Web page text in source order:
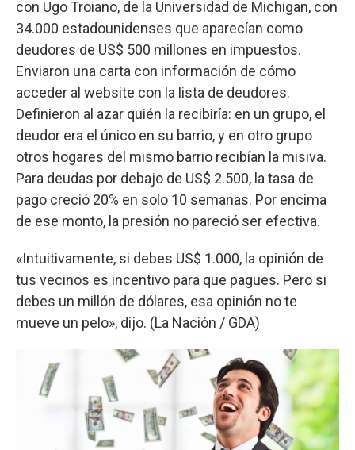
con Ugo Troiano, de la Universidad de Michigan, con
34.000 estadounidenses que aparecían como
deudores de US$ 500 millones en impuestos.
Enviaron una carta con información de cómo
acceder al website con la lista de deudores.
Definieron al azar quién la recibiría: en un grupo, el
deudor era el único en su barrio, y en otro grupo
otros hogares del mismo barrio recibían la misiva.
Para deudas por debajo de US$ 2.500, la tasa de
pago creció 20% en solo 10 semanas. Por encima
de ese monto, la presión no pareció ser efectiva.
«Intuitivamente, si debes US$ 1.000, la opinión de
tus vecinos es incentivo para que pagues. Pero si
debes un millón de dólares, esa opinión no te
mueve un pelo», dijo. (La Nación / GDA)